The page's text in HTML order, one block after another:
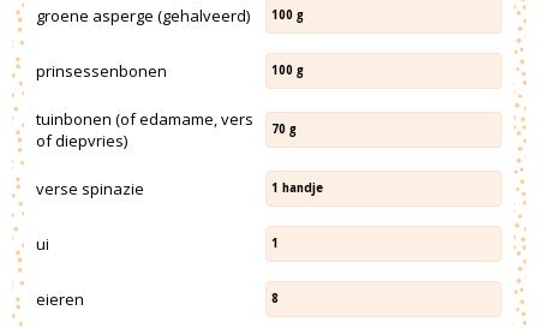
groene asperge (gehalveerd) 100 g
prinsessenbonen 100 g
tuinbonen (of edamame, vers
of diepvries)
70 g
verse spinazie 1 handje
ui 1
eieren 8